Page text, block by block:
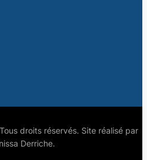
droits réservés. Site réalisé par
Derriche.